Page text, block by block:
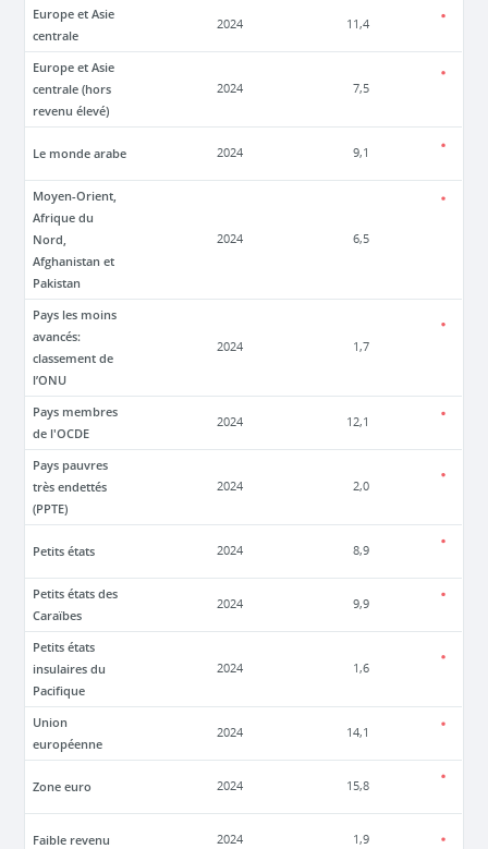
Europe et Asie
centrale
2024 11,4
Europe et Asie
centrale (hors
revenu élevé)
2024 7,5
Le monde arabe 2024 9,1
Moyen-Orient,
Afrique du
Nord,
Afghanistan et
Pakistan
2024 6,5
Pays les moins
avancés:
classement de
l’ONU
2024 1,7
Pays membres
de l'OCDE
2024 12,1
Pays pauvres
très endettés
(PPTE)
2024 2,0
Petits états 2024 8,9
Petits états des
Caraïbes
2024 9,9
Petits états
insulaires du
Pacifique
2024 1,6
Union
européenne
2024 14,1
Zone euro 2024 15,8
Faible revenu 2024 1,9